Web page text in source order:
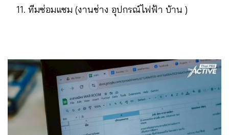
ทีมซ่อมแซม (งานช่าง อุปกรณ์ไฟฟ้า บ้าน )